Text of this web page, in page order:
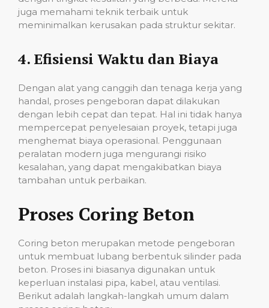
juga memahami teknik terbaik untuk
meminimalkan kerusakan pada struktur sekitar.
4. Efisiensi Waktu dan Biaya
Dengan alat yang canggih dan tenaga kerja yang
handal, proses pengeboran dapat dilakukan
dengan lebih cepat dan tepat. Hal ini tidak hanya
mempercepat penyelesaian proyek, tetapi juga
menghemat biaya operasional. Penggunaan
peralatan modern juga mengurangi risiko
kesalahan, yang dapat mengakibatkan biaya
tambahan untuk perbaikan.
Proses Coring Beton
Coring beton merupakan metode pengeboran
untuk membuat lubang berbentuk silinder pada
beton. Proses ini biasanya digunakan untuk
keperluan instalasi pipa, kabel, atau ventilasi.
Berikut adalah langkah-langkah umum dalam